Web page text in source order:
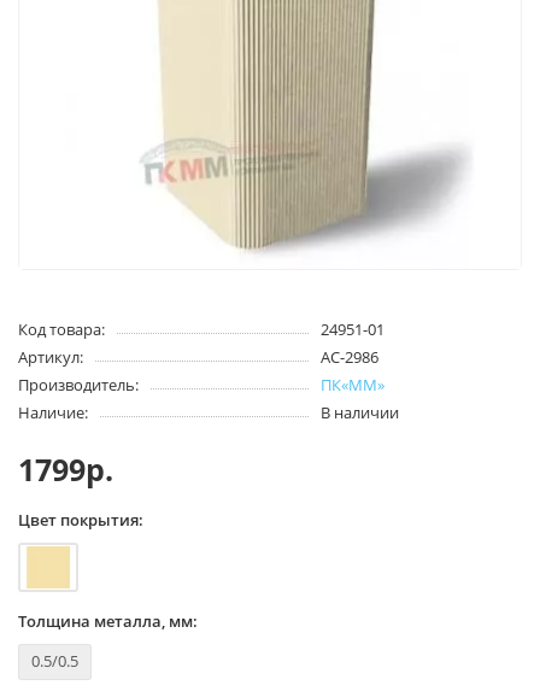
Код товара:
24951-01
Артикул:
АС-2986
Производитель:
ПК«ММ»
Наличие:
В наличии
1799р.
Цвет покрытия:
Толщина металла, мм:
0.5/0.5